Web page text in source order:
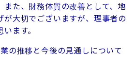
また、財務体質の改善として、地
が大切でございますが、理事者の
ます。
の推移と今後の見通しについて